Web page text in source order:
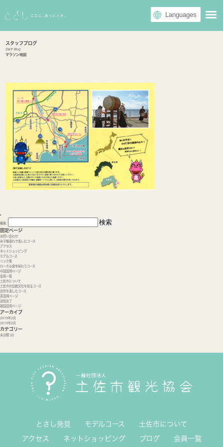
スタッフブログ
Staff Blog
マラソン地図
検索:
固定ページ
お問い合わせ
お子様連れで楽しむコース
アクセス
ネットショッピング
モデルコース
リンク集
ローカル食を味わうコース
中国語用ページ
会員一覧
土佐市について
土佐市の伝統文化を知るコース
自然を楽しむコース
英語用ページ
送信完了
韓国語用ページ
アーカイブ
2019年3月
2019年2月
カテゴリー
未分類 (2)
とさし発見 モデルコース 土佐市について
アクセス ネットショッピング ブログ 会員一覧